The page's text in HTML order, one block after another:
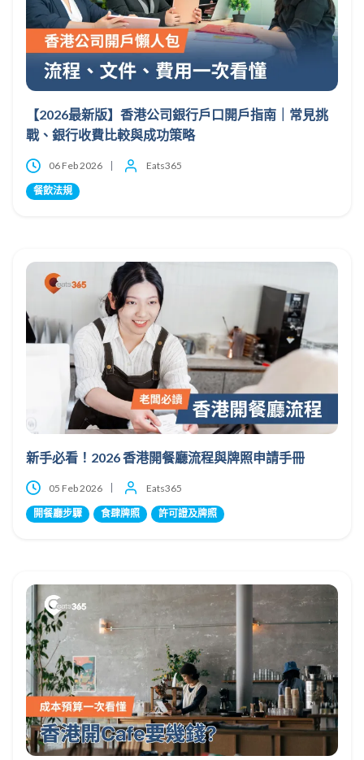
【2026最新版】香港公司銀行戶口開戶指南｜常見挑
戰、銀行收費比較與成功策略
06 Feb 2026 Eats365
餐飲法規
新手必看！2026 香港開餐廳流程與牌照申請手冊
05 Feb 2026 Eats365
開餐廳步驟 食肆牌照 許可證及牌照